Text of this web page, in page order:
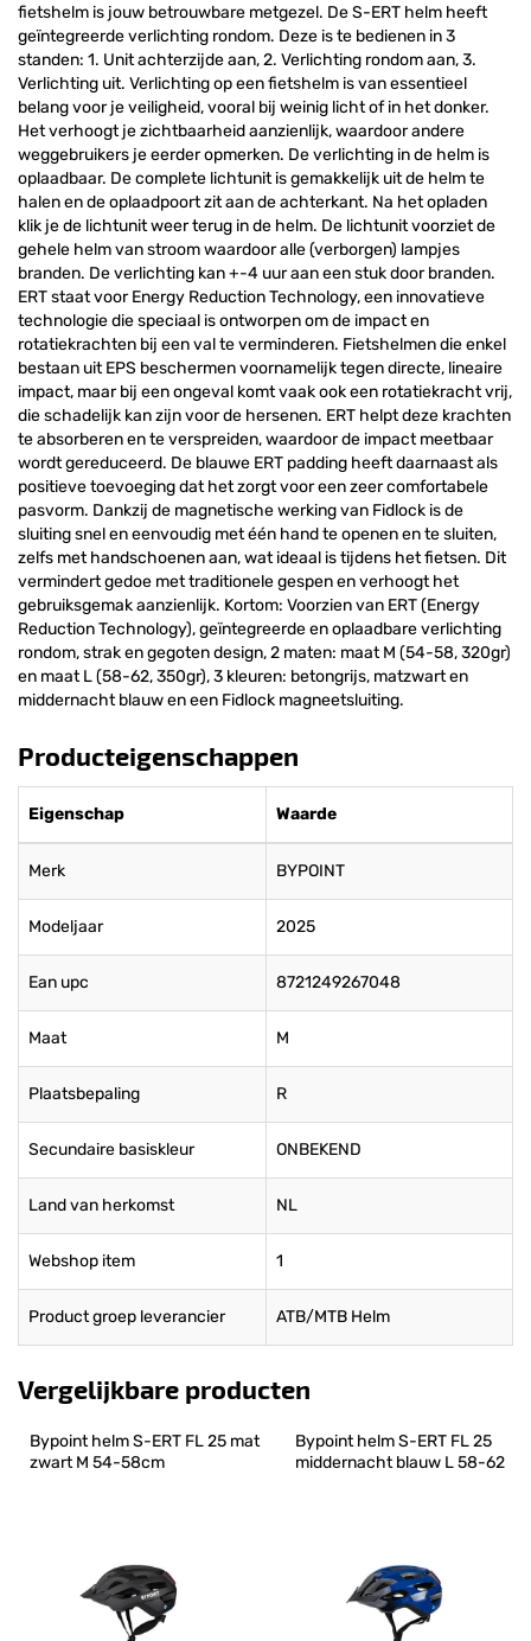
fietshelm is jouw betrouwbare metgezel. De S-ERT helm heeft
geïntegreerde verlichting rondom. Deze is te bedienen in 3
standen: 1. Unit achterzijde aan, 2. Verlichting rondom aan, 3.
Verlichting uit. Verlichting op een fietshelm is van essentieel
belang voor je veiligheid, vooral bij weinig licht of in het donker.
Het verhoogt je zichtbaarheid aanzienlijk, waardoor andere
weggebruikers je eerder opmerken. De verlichting in de helm is
oplaadbaar. De complete lichtunit is gemakkelijk uit de helm te
halen en de oplaadpoort zit aan de achterkant. Na het opladen
klik je de lichtunit weer terug in de helm. De lichtunit voorziet de
gehele helm van stroom waardoor alle (verborgen) lampjes
branden. De verlichting kan +-4 uur aan een stuk door branden.
ERT staat voor Energy Reduction Technology, een innovatieve
technologie die speciaal is ontworpen om de impact en
rotatiekrachten bij een val te verminderen. Fietshelmen die enkel
bestaan uit EPS beschermen voornamelijk tegen directe, lineaire
impact, maar bij een ongeval komt vaak ook een rotatiekracht vrij,
die schadelijk kan zijn voor de hersenen. ERT helpt deze krachten
te absorberen en te verspreiden, waardoor de impact meetbaar
wordt gereduceerd. De blauwe ERT padding heeft daarnaast als
positieve toevoeging dat het zorgt voor een zeer comfortabele
pasvorm. Dankzij de magnetische werking van Fidlock is de
sluiting snel en eenvoudig met één hand te openen en te sluiten,
zelfs met handschoenen aan, wat ideaal is tijdens het fietsen. Dit
vermindert gedoe met traditionele gespen en verhoogt het
gebruiksgemak aanzienlijk. Kortom: Voorzien van ERT (Energy
Reduction Technology), geïntegreerde en oplaadbare verlichting
rondom, strak en gegoten design, 2 maten: maat M (54-58, 320gr)
en maat L (58-62, 350gr), 3 kleuren: betongrijs, matzwart en
middernacht blauw en een Fidlock magneetsluiting.
Producteigenschappen
Eigenschap Waarde
Merk BYPOINT
Modeljaar 2025
Ean upc 8721249267048
Maat M
Plaatsbepaling R
Secundaire basiskleur ONBEKEND
Land van herkomst NL
Webshop item 1
Product groep leverancier ATB/MTB Helm
Vergelijkbare producten
Bypoint helm S-ERT FL 25 mat
zwart M 54-58cm
Bypoint helm S-ERT FL 25
middernacht blauw L 58-62